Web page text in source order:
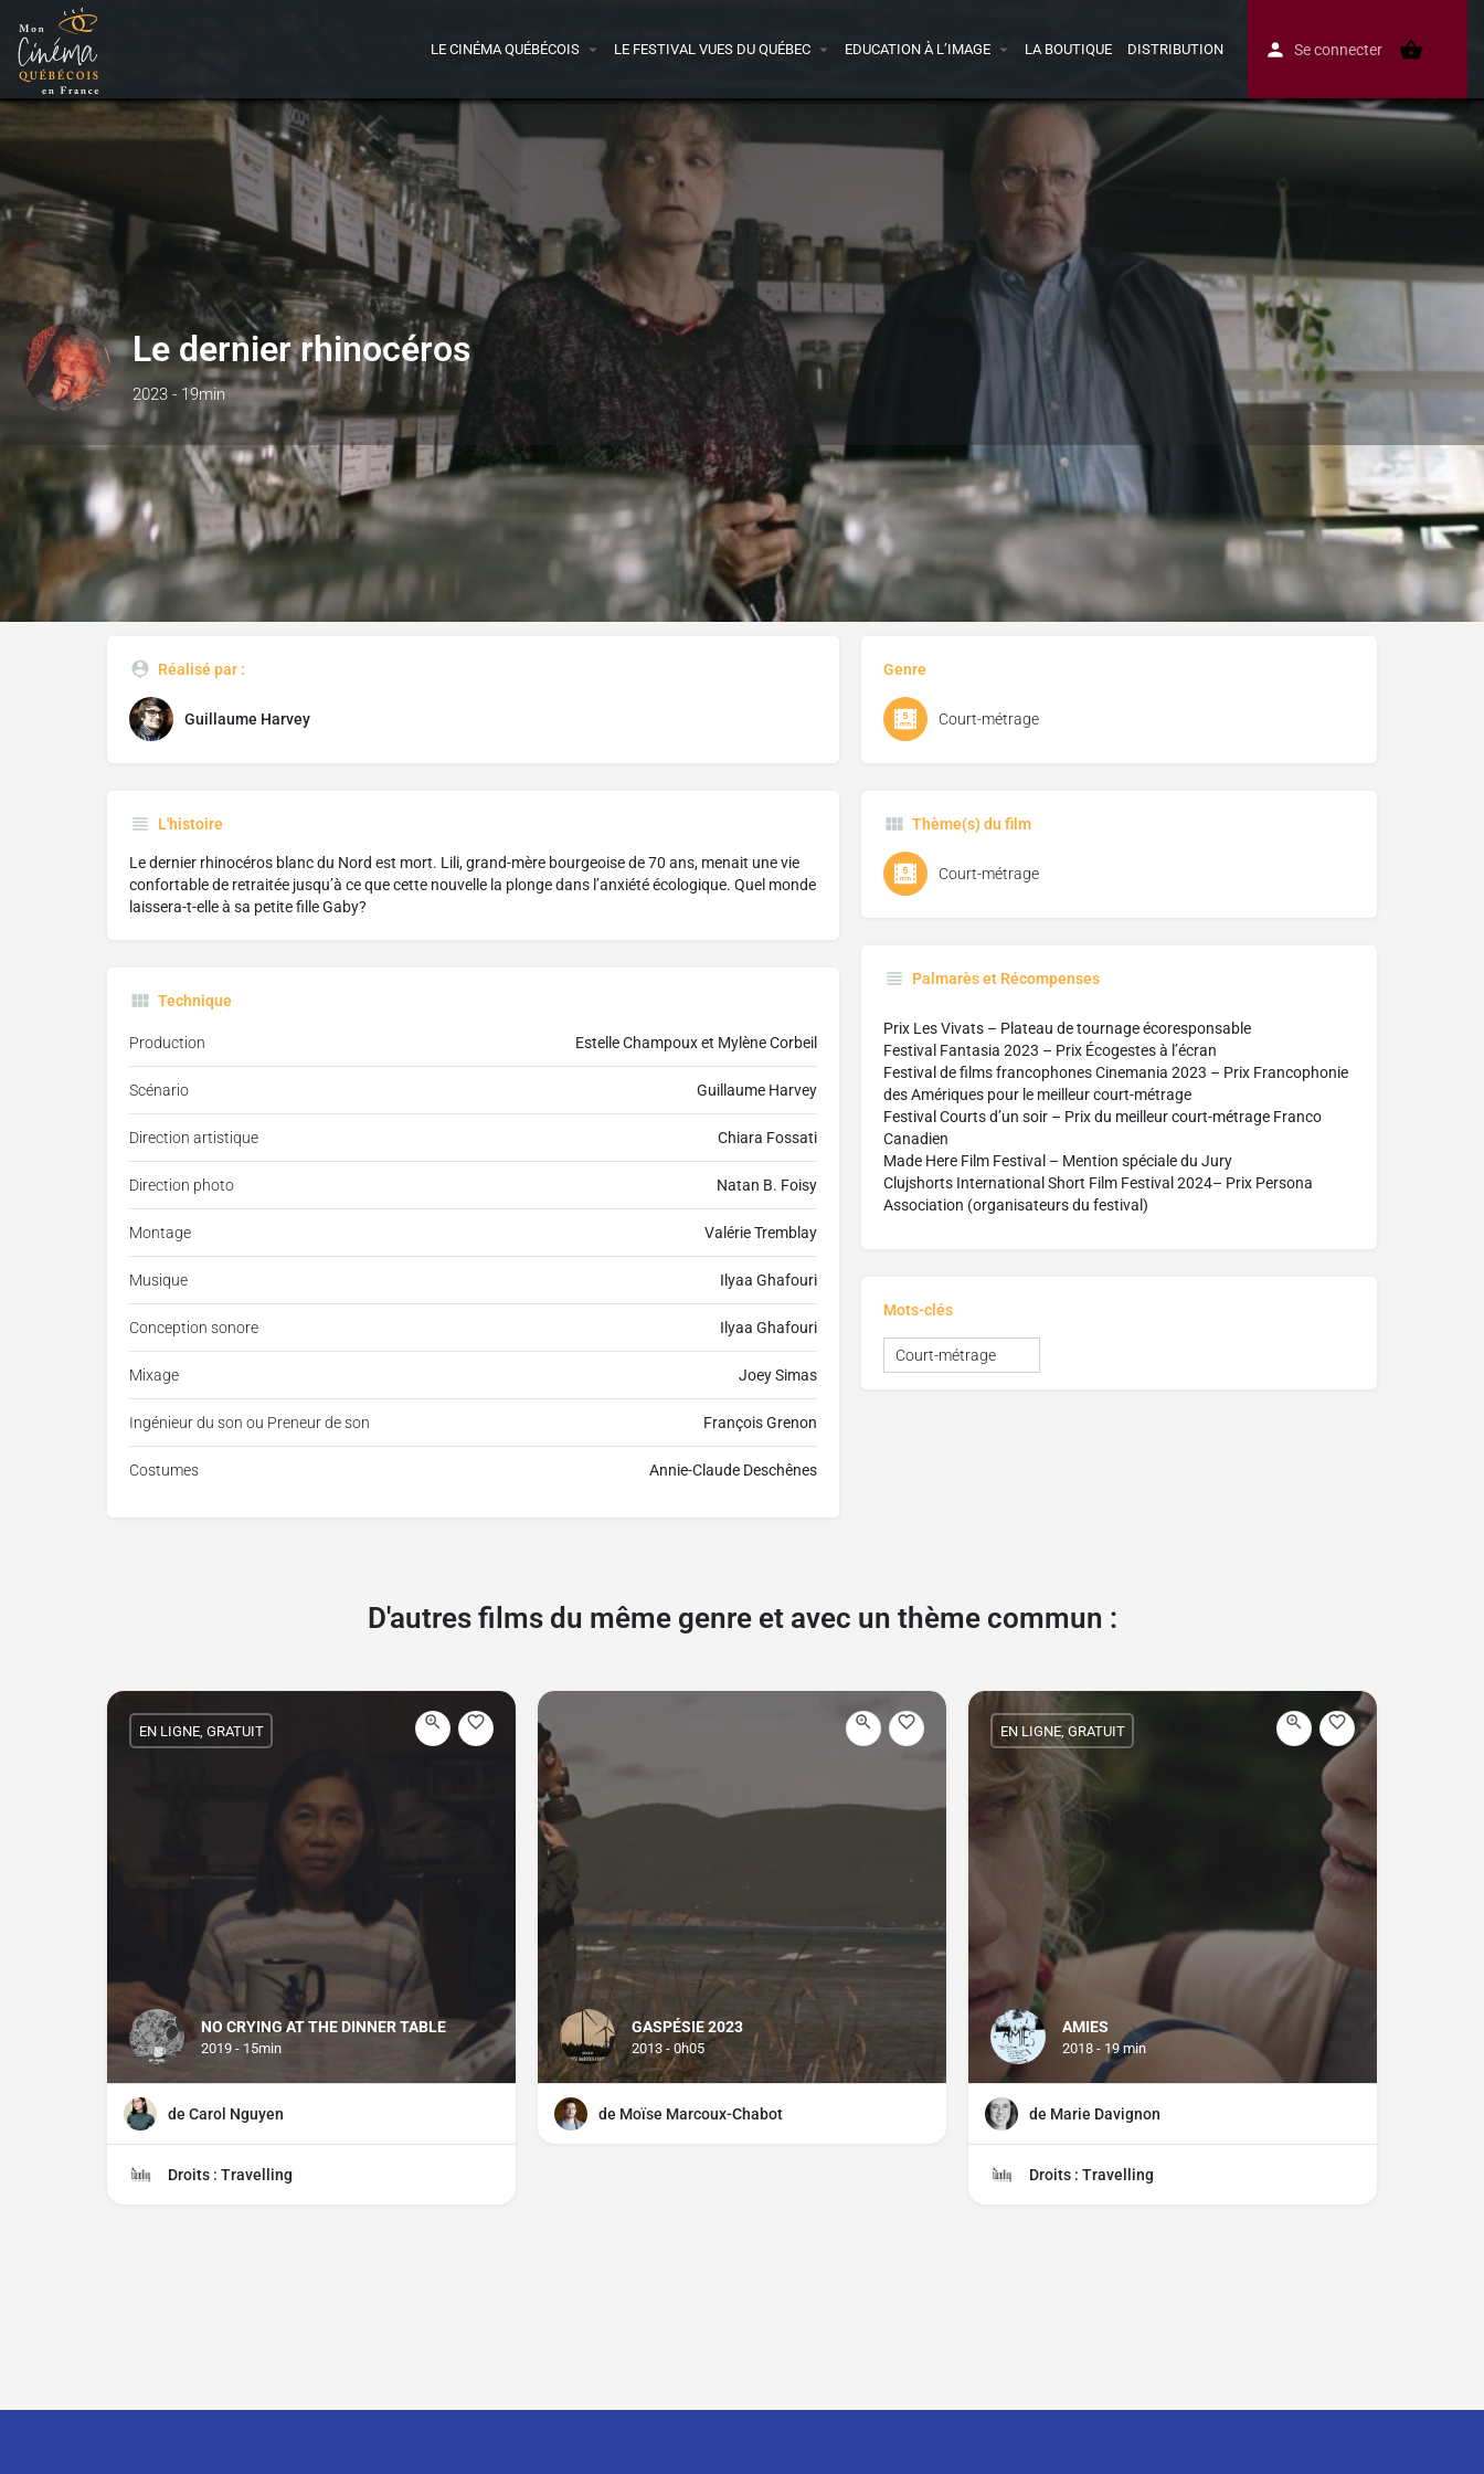
LE CINÉMA QUÉBÉCOIS LE FESTIVAL VUES DU QUÉBEC EDUCATION À L’IMAGE LA BOUTIQUE DISTRIBUTION Se connecter
Le dernier rhinocéros
2023 - 19min
Détails Vidéo
J'aime Donnez votre avis Partagez
Réalisé par :
Guillaume Harvey
L'histoire
Le dernier rhinocéros blanc du Nord est mort. Lili, grand-mère bourgeoise de 70 ans, menait une vie
confortable de retraitée jusqu’à ce que cette nouvelle la plonge dans l’anxiété écologique. Quel monde
laissera-t-elle à sa petite fille Gaby?
Technique
Production Estelle Champoux et Mylène Corbeil
Scénario Guillaume Harvey
Direction artistique Chiara Fossati
Direction photo Natan B. Foisy
Montage Valérie Tremblay
Musique Ilyaa Ghafouri
Conception sonore Ilyaa Ghafouri
Mixage Joey Simas
Ingénieur du son ou Preneur de son François Grenon
Costumes Annie-Claude Deschênes
Genre
Court-métrage
Thème(s) du film
Court-métrage
Palmarès et Récompenses
Prix Les Vivats – Plateau de tournage écoresponsable
Festival Fantasia 2023 – Prix Écogestes à l’écran
Festival de films francophones Cinemania 2023 – Prix Francophonie
des Amériques pour le meilleur court-métrage
Festival Courts d’un soir – Prix du meilleur court-métrage Franco
Canadien
Made Here Film Festival – Mention spéciale du Jury
Clujshorts International Short Film Festival 2024– Prix Persona
Association (organisateurs du festival)
Mots-clés
Court-métrage
D'autres films du même genre et avec un thème commun :
NO CRYING AT THE DINNER TABLE
2019 - 15min
EN LIGNE, GRATUIT
de Carol Nguyen
Droits : Travelling
GASPÉSIE 2023
2013 - 0h05
de Moïse Marcoux-Chabot
AMIES
2018 - 19 min
EN LIGNE, GRATUIT
de Marie Davignon
Droits : Travelling